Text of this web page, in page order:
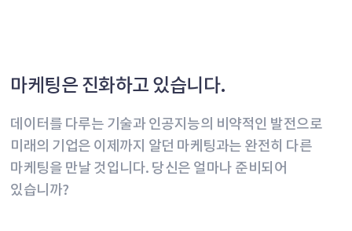
마케팅은 진화하고 있습니다.
데이터를 다루는 기술과 인공지능의 비약적인 발전으로
미래의 기업은 이제까지 알던 마케팅과는 완전히 다른
마케팅을 만날 것입니다. 당신은 얼마나 준비되어
있습니까?